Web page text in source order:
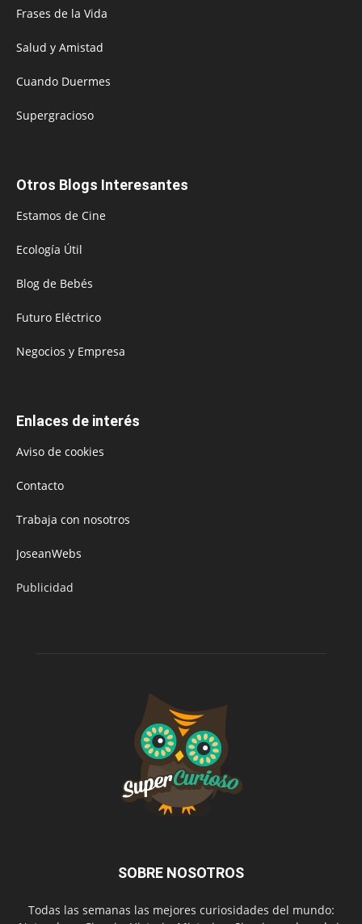
Frases de la Vida
Salud y Amistad
Cuando Duermes
Supergracioso
Otros Blogs Interesantes
Estamos de Cine
Ecología Útil
Blog de Bebés
Futuro Eléctrico
Negocios y Empresa
Enlaces de interés
Aviso de cookies
Contacto
Trabaja con nosotros
JoseanWebs
Publicidad
SOBRE NOSOTROS
Todas las semanas las mejores curiosidades del mundo: